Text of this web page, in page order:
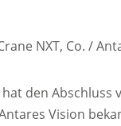
NXT, Co. /
hat den
Vision